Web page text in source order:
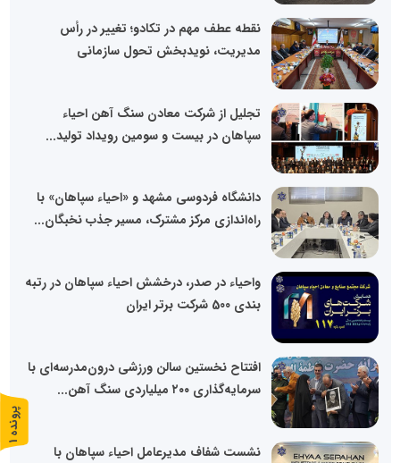
نقطه عطف مهم در تکادو؛ تغییر در رأس
مدیریت، نویدبخش تحول سازمانی
تجلیل از شرکت معادن سنگ آهن احیاء
سپاهان در بیست و سومین رویداد تولید...
دانشگاه فردوسی مشهد و «احیاء سپاهان» با
راه‌اندازی مرکز مشترک، مسیر جذب نخبگان...
واحیاء در صدر، درخشش احیاء سپاهان در رتبه
بندی 500 شرکت برتر ایران
افتتاح نخستین سالن ورزشی درون‌مدرسه‌ای با
سرمایه‌گذاری ۲۰۰ میلیاردی سنگ آهن...
نشست شفاف مدیرعامل احیاء سپاهان با
پ
ر
و
ن
د
ه
1